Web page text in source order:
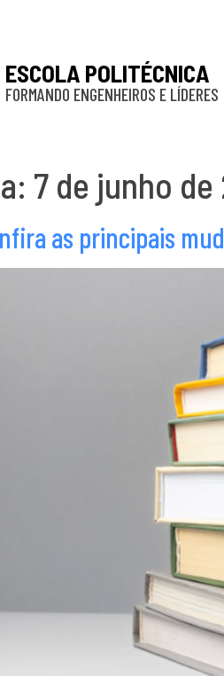
ESCOLA POLITÉCNICA
FORMANDO ENGENHEIROS E LÍDERES
7 de junho
as principais